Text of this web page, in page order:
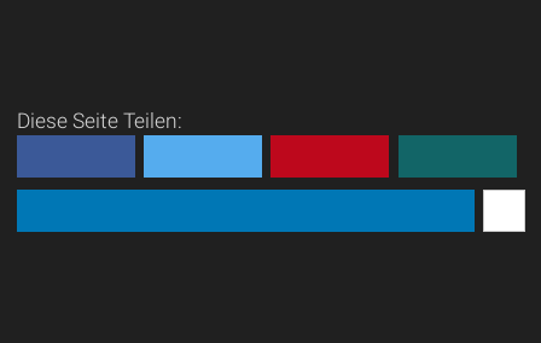
Diese Seite Teilen: